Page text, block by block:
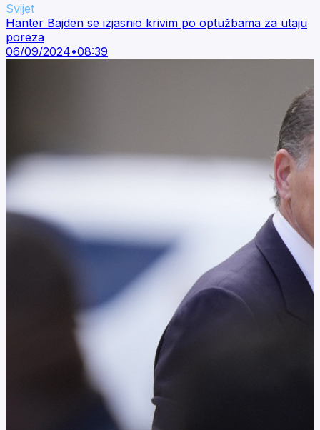
Svijet
Hanter Bajden se izjasnio krivim po optužbama za utaju
poreza
06/09/2024•08:39